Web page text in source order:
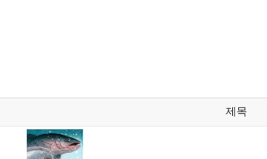
제목